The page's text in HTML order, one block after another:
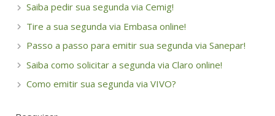
Saiba pedir sua segunda via Cemig!
Tire a sua segunda via Embasa online!
Passo a passo para emitir sua segunda via Sanepar!
Saiba como solicitar a segunda via Claro online!
Como emitir sua segunda via VIVO?